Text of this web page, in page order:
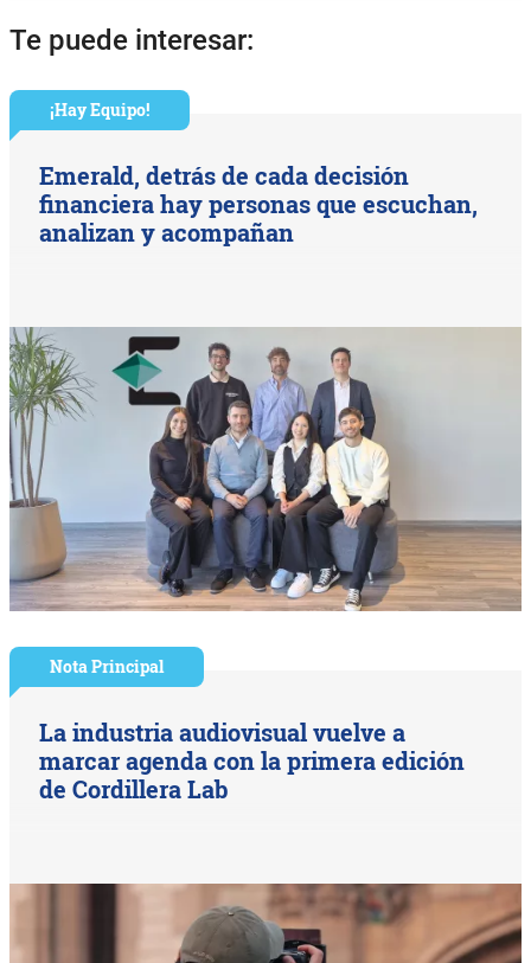
Te puede interesar:
¡Hay Equipo!
Emerald, detrás de cada decisión
financiera hay personas que escuchan,
analizan y acompañan
Nota Principal
La industria audiovisual vuelve a
marcar agenda con la primera edición
de Cordillera Lab